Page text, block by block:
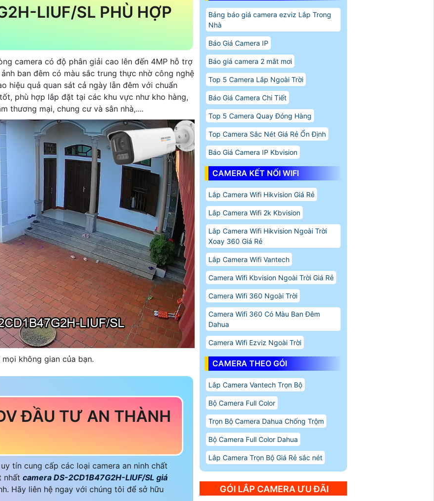
LIUF/SL PHÙ HỢP
camera có độ phân giải cao lên đến 4MP hỗ trợ
ban đêm có màu sắc trung thực nhờ công nghệ
hiệu quả quan sát cả ngày lẫn đêm với chuẩn
phù hợp lắp đặt tại các khu vực như kho hàng,
thương mại, chung cư và sân nhà,....
không gian của bạn.
ĐẦU TƯ AN THÀNH
tín cung cấp các loại camera an ninh chất
nhất camera DS-2CD1B47G2H-LIUF/SL giá
Hãy liên hệ ngay với chúng tôi để sở hữu
Bảng báo giá camera ezviz Lắp Trong
Nhà
Báo Giá Camera IP
Báo giá camera 2 mắt mơi
Top 5 Camera Lắp Ngoài Trời
Báo Giá Camera Chi Tiết
Top 5 Camera Quay Đóng Hàng
Top Camera Sắc Nét Giá Rẻ Ổn Định
Báo Giá Camera IP Kbvision
CAMERA KẾT NỐI WIFI
Lắp Camera Wifi Hikvision Giá Rẻ
Lắp Camera Wifi 2k Kbvision
Lắp Camera Wifi Hikvision Ngoài Trời
Xoay 360 Giá Rẻ
Lắp Camera Wifi Vantech
Camera Wifi Kbvision Ngoài Trời Giá Rẻ
Camera Wifi 360 Ngoài Trời
Camera Wifi 360 Có Màu Ban Đêm
Dahua
Camera Wifi Ezviz Ngoài Trời
CAMERA THEO GÓI
Lắp Camera Vantech Trọn Bộ
Bộ Camera Full Color
Trọn Bộ Camera Dahua Chống Trộm
Bộ Camera Full Color Dahua
Lắp Camera Trọn Bộ Giá Rẻ sắc nét
GÓI LẮP CAMERA ƯU ĐÃI